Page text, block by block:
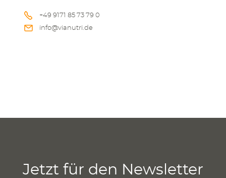
+49 9171 85 73 79 0
info@vianutri.de
Jetzt für den Newsletter